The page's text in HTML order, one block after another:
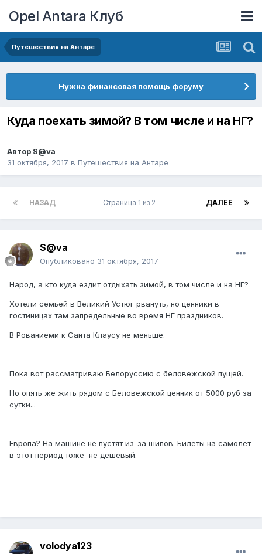
Opel Antara Клуб
Путешествия на Антаре
Нужна финансовая помощь форуму
Куда поехать зимой? В том числе и на НГ?
Автор S@va
31 октября, 2017 в Путешествия на Антаре
НАЗАД ДАЛЕЕ
Страница 1 из 2
S@va
Опубликовано 31 октября, 2017
Народ, а кто куда ездит отдыхать зимой, в том числе и на НГ?
Хотели семьей в Великий Устюг рвануть, но ценники в
гостиницах там запредельные во время НГ праздников.
В Рованиеми к Санта Клаусу не меньше.
Пока вот рассматриваю Белоруссию с беловежской пущей.
Но опять же жить рядом с Беловежской ценник от 5000 руб за
сутки...
Европа? На машине не пустят из-за шипов. Билеты на самолет
в этот период тоже не дешевый.
volodya123